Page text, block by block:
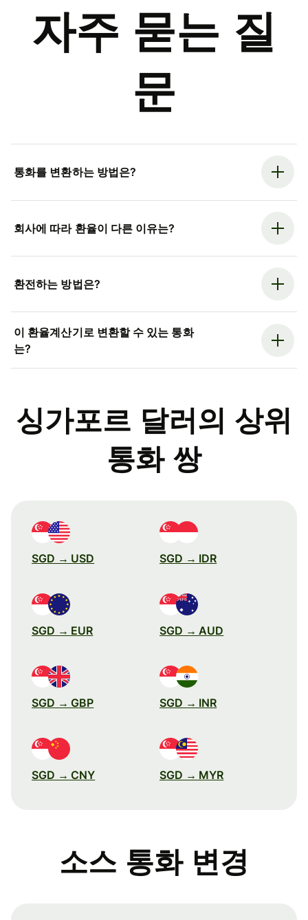
자주 묻는 질
문
통화를 변환하는 방법은?
회사에 따라 환율이 다른 이유는?
환전하는 방법은?
이 환율계산기로 변환할 수 있는 통화
는?
싱가포르 달러의 상위
통화 쌍
SGD → USD SGD → IDR
SGD → EUR SGD → AUD
SGD → GBP SGD → INR
SGD → CNY SGD → MYR
소스 통화 변경